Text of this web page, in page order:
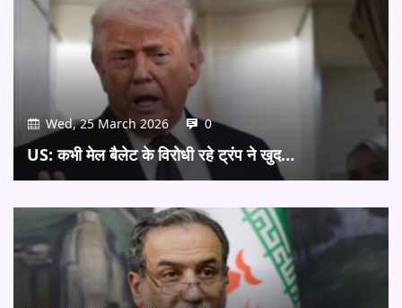
Wed, 25 March 2026 0
US: कभी मेल बैलेट के विरोधी रहे ट्रंप ने खुद…